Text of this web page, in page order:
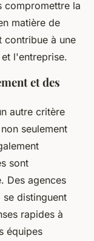
compromettre la
matière de
contribue à une
l'entreprise.
et des
autre critère
seulement
sont
Des agences
distinguent
rapides à
équipes